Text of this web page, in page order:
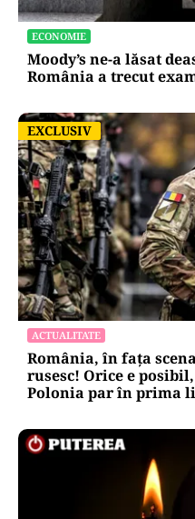
ECONOMIE
Moody’s ne-a lăsat
România a trecut
EXCLUSIV
EXCLUSIV
ACTUALITATE
România, în fața
rusesc! Orice e
Polonia par în prima